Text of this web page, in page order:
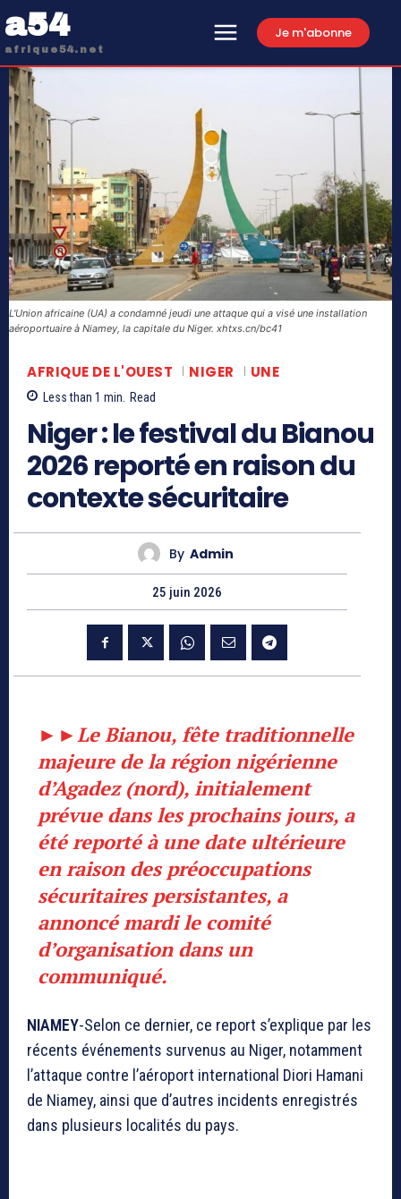
a54
afrique54.net
Je m'abonne
L'Union africaine (UA) a condamné jeudi une attaque qui a visé une installation
aéroportuaire à Niamey, la capitale du Niger. xhtxs.cn/bc41
AFRIQUE DE L'OUEST NIGER UNE
Less than 1 min. Read
Niger : le festival du Bianou
2026 reporté en raison du
contexte sécuritaire
By Admin
25 juin 2026
►►Le Bianou, fête traditionnelle
majeure de la région nigérienne
d’Agadez (nord), initialement
prévue dans les prochains jours, a
été reporté à une date ultérieure
en raison des préoccupations
sécuritaires persistantes, a
annoncé mardi le comité
d’organisation dans un
communiqué.
NIAMEY-Selon ce dernier, ce report s’explique par les
récents événements survenus au Niger, notamment
l’attaque contre l’aéroport international Diori Hamani
de Niamey, ainsi que d’autres incidents enregistrés
dans plusieurs localités du pays.